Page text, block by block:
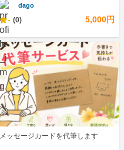
dago
- (0) 5,000円
メッセージカードを代筆します